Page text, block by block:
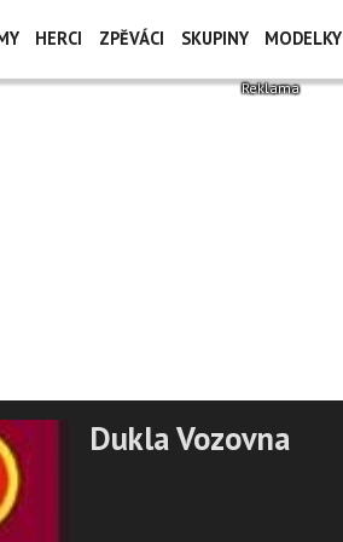
HERCI ZPĚVÁCI SKUPINY MODELKY
Dukla Vozovna